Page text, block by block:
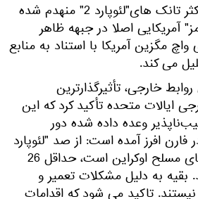
به گزارش اسپوتنیک، اکثر تانک های"لئوپارد 2" منهدم شده
آمریکایی اصلا در جبهه ظاهر
مگزین آمریکا با استناد به منابع
می کند.
خارجی، تأثیرگذارترین
ایالات متحده تأکید کرد که این
وعده داده شده دور
افرز آمده است: از صد "لئوپارد
2" که در خدمت نیروهای مسلح اوکراین است، حداقل 26
بقیه به دلیل مشکلات تعمیر و